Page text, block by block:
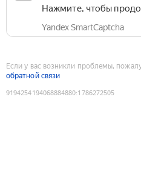
Нажмите, чтобы
Yandex SmartCaptcha
Если у вас возникли проблемы,
обратной связи
9194254194068884880:1786272505